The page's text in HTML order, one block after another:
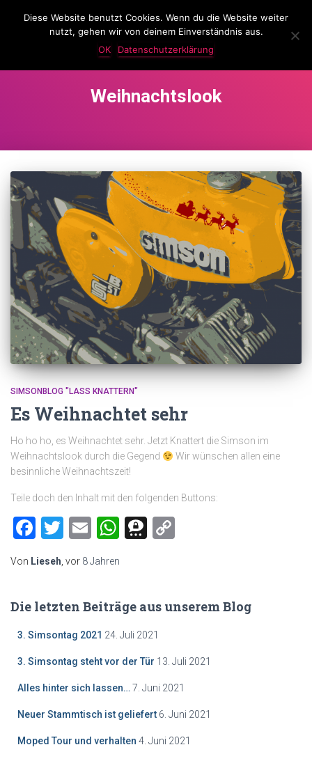
LassKnattern
Weihnachtslook
SIMSONBLOG "LASS KNATTERN"
Es Weihnachtet sehr
Ho ho ho, es Weihnachtet sehr. Jetzt Knattert die Simson im
Weihnachtslook durch die Gegend
Wir wünschen allen eine
besinnliche Weihnachtszeit!
Teile doch den Inhalt mit den folgenden Buttons:
Facebook
Twitter
EmailWhatsApp
Threema
Von Lieseh , vor 8 Jahren
Die letzten Beiträge aus unserem Blog
3. Simsontag 2021 24. Juli 2021
3. Simsontag steht vor der Tür 13. Juli 2021
Alles hinter sich lassen… 7. Juni 2021
Neuer Stammtisch ist geliefert 6. Juni 2021
Moped Tour und verhalten 4. Juni 2021
Diese Website benutzt Cookies. Wenn du die Website weiter
nutzt, gehen wir von deinem Einverständnis aus.
OK
Datenschutzerklärung